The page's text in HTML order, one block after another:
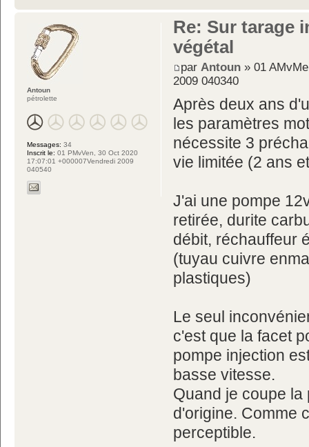
Re: Sur tarage
végétal
parAntoun » 01
2009 040340
Après deux ans
les paramètres
nécessite 3
vie limitée (2 ans
J'ai une pompe
retirée, durite
débit, réchauffeur
(tuyau cuivre
plastiques)
Le seul
c'est que la facet
pompe injection
basse vitesse.
Quand je coupe
d'origine. Comme
perceptible.
Antoun
pétrolette
Messages: 34
Inscrit le: 01 PMvVen, 30 Oct 2020
17:07:01 +000007Vendredi 2009
040540